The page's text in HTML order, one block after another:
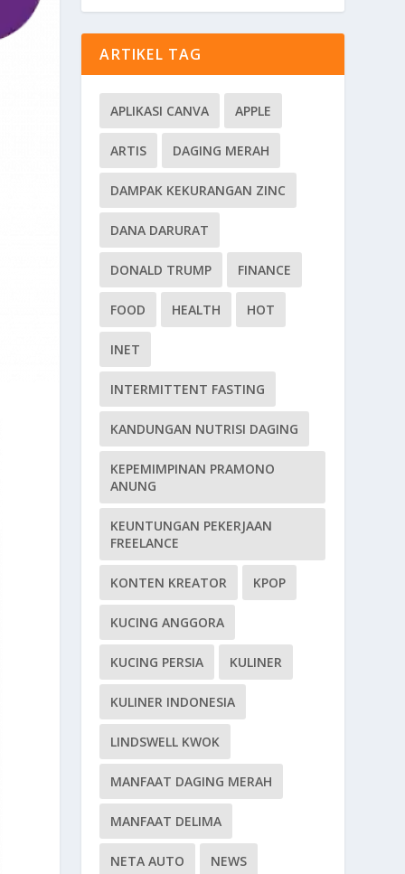
ARTIKEL TAG
APLIKASI CANVA APPLE
ARTIS DAGING MERAH
DAMPAK KEKURANGAN ZINC
DANA DARURAT
DONALD TRUMP FINANCE
FOOD HEALTH HOT
INET
INTERMITTENT FASTING
KANDUNGAN NUTRISI DAGING
KEPEMIMPINAN PRAMONO
ANUNG
KEUNTUNGAN PEKERJAAN
FREELANCE
KONTEN KREATOR KPOP
KUCING ANGGORA
KUCING PERSIA KULINER
KULINER INDONESIA
LINDSWELL KWOK
MANFAAT DAGING MERAH
MANFAAT DELIMA
NETA AUTO NEWS